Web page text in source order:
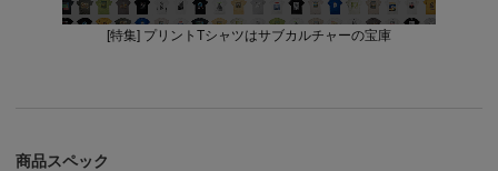
[特集] プリントTシャツはサブカルチャーの宝庫
商品スペック